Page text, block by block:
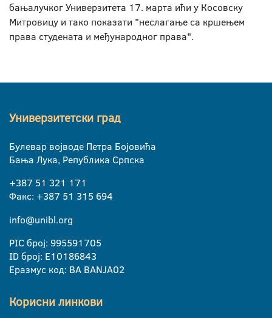
бањалучког Универзитета 17. марта ићи у Косовску
Митровицу и тако показати "неслагање са кршењем
права студената и међународног права".
Универзитетски град
Булевар војводе Петра Бојовића
Бања Лука, Република Српска
+387 51 321 171
Факс: +387 51 315 694
info@unibl.org
PIC број: 995591705
ID број: E10186843
Еразмус код: BA BANJA02
Корисни линкови